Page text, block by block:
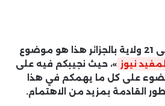
تساقط أمطار رعدية على 21 ولاية بالجزائر هذا هو موضوع
المفيد نيوز »، حيث نجيبكم فيه على
على كل ما يهمكم في هذا
القادمة بمزيد من الاهتمام.